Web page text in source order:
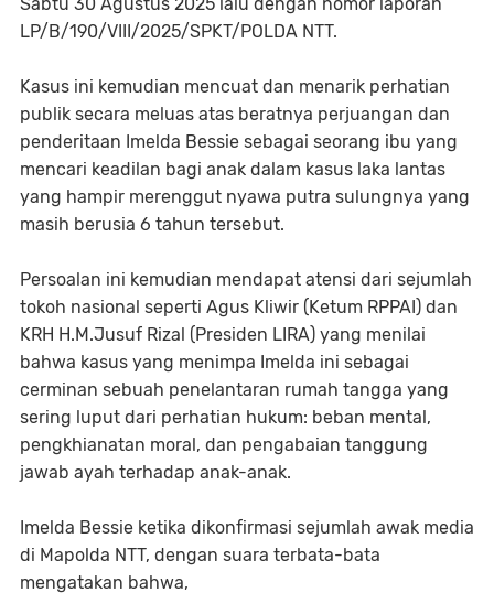
LP/B/190/VIII/2025/SPKT/POLDA NTT.
Kasus ini kemudian mencuat dan menarik perhatian
publik secara meluas atas beratnya perjuangan dan
penderitaan Imelda Bessie sebagai seorang ibu yang
mencari keadilan bagi anak dalam kasus laka lantas
yang hampir merenggut nyawa putra sulungnya yang
masih berusia 6 tahun tersebut.
Persoalan ini kemudian mendapat atensi dari sejumlah
tokoh nasional seperti Agus Kliwir (Ketum RPPAI) dan
KRH H.M.Jusuf Rizal (Presiden LIRA) yang menilai
bahwa kasus yang menimpa Imelda ini sebagai
cerminan sebuah penelantaran rumah tangga yang
sering luput dari perhatian hukum: beban mental,
pengkhianatan moral, dan pengabaian tanggung
jawab ayah terhadap anak-anak.
Imelda Bessie ketika dikonfirmasi sejumlah awak media
di Mapolda NTT, dengan suara terbata-bata
mengatakan bahwa,